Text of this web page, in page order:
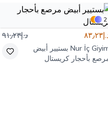
2
د.إ٩١٫٢٣
Nur İç بستيير أبيض
بأحجار كريستال